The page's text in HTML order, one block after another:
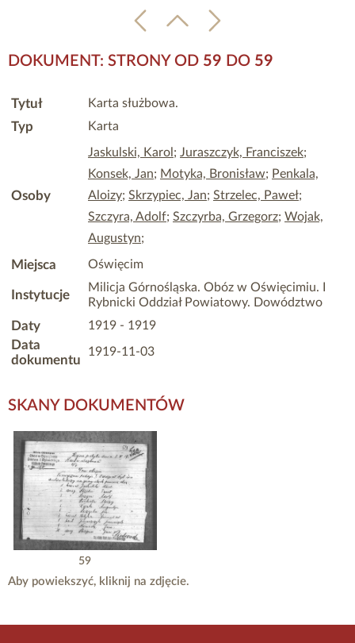
DOKUMENT: STRONY OD 59 DO 59
Tytuł Karta służbowa.
Typ Karta
Osoby
Jaskulski, Karol ; Juraszczyk, Franciszek;
Konsek, Jan; Motyka, Bronisław; Penkala,
Aloizy; Skrzypiec, Jan; Strzelec, Paweł;
Szczyra, Adolf; Szczyrba, Grzegorz; Wojak,
Augustyn;
Miejsca Oświęcim
Instytucje
Milicja Górnośląska. Obóz w Oświęcimiu. I
Rybnicki Oddział Powiatowy. Dowództwo
Daty 1919 - 1919
Data
dokumentu
1919-11-03
SKANY DOKUMENTÓW
59
Aby powiekszyć, kliknij na zdjęcie.